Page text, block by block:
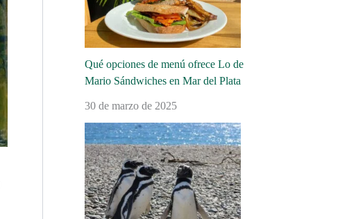
Qué opciones de menú ofrece Lo de
Mario Sándwiches en Mar del Plata
30 de marzo de 2025